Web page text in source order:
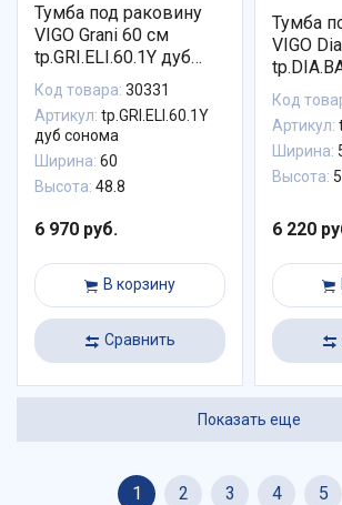
Тумба под раковину
VIGO Grani 60 см
tp.GRI.ELI.60.1Y дуб
сонома
Код товара: 30331
Артикул: tp.GRI.ELI.60.1Y
дуб сонома
Ширина: 60
Высота: 48.8
6 970 руб.
В корзину
Сравнить
Тумба
VIGO
Код
Артикул:
Ширина:
Высота:
6 220
Показать еще
1 2 3 4 5